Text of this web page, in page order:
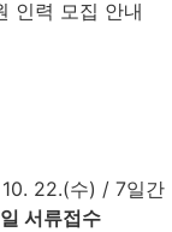
인력 모집 안내
22.(수) / 7일간
서류접수